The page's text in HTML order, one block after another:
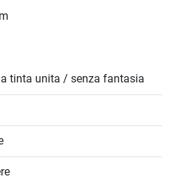
tinta unita / senza fantasia